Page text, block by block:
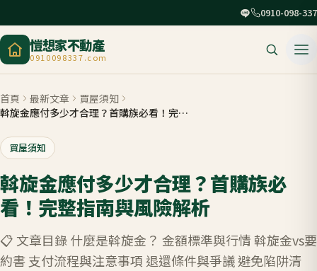
0910-098-337
愷想家不動產
0910098337.com
首頁 最新文章
買屋須知
斡旋金應付多少才合理？首購族必看！完整指南與風險解析
買屋須知
斡旋金應付多少才合理？首購族必
看！完整指南與風險解析
📋 文章目錄 什麼是斡旋金？ 金額標準與行情 斡旋金vs要
約書 支付流程與注意事項 退還條件與爭議 避免陷阱清